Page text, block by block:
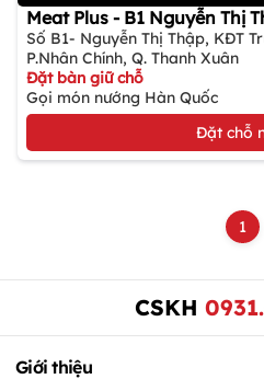
Meat Plus - B1 Nguyễn Thị
Số B1- Nguyễn Thị Thập, KĐT
P.Nhân Chính, Q. Thanh Xuân
Đặt bàn giữ chỗ
Gọi món nướng Hàn Quốc
Đặt chỗ
1
CSKH
Giới thiệu